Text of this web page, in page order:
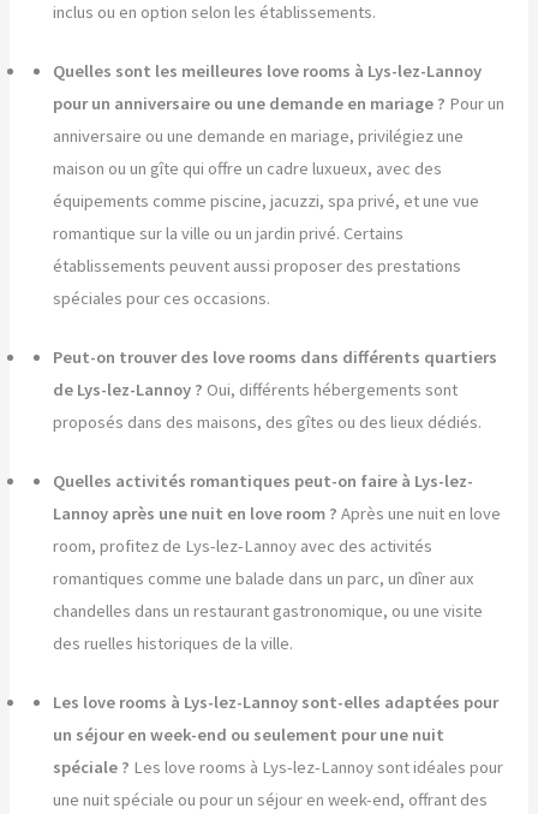
inclus ou en option selon les établissements.
Quelles sont les meilleures love rooms à Lys-lez-Lannoy
pour un anniversaire ou une demande en mariage ? Pour un
anniversaire ou une demande en mariage, privilégiez une
maison ou un gîte qui offre un cadre luxueux, avec des
équipements comme piscine, jacuzzi, spa privé, et une vue
romantique sur la ville ou un jardin privé. Certains
établissements peuvent aussi proposer des prestations
spéciales pour ces occasions.
Peut-on trouver des love rooms dans différents quartiers
de Lys-lez-Lannoy ? Oui, différents hébergements sont
proposés dans des maisons, des gîtes ou des lieux dédiés.
Quelles activités romantiques peut-on faire à Lys-lez-
Lannoy après une nuit en love room ? Après une nuit en love
room, profitez de Lys-lez-Lannoy avec des activités
romantiques comme une balade dans un parc, un dîner aux
chandelles dans un restaurant gastronomique, ou une visite
des ruelles historiques de la ville.
Les love rooms à Lys-lez-Lannoy sont-elles adaptées pour
un séjour en week-end ou seulement pour une nuit
spéciale ? Les love rooms à Lys-lez-Lannoy sont idéales pour
une nuit spéciale ou pour un séjour en week-end, offrant des